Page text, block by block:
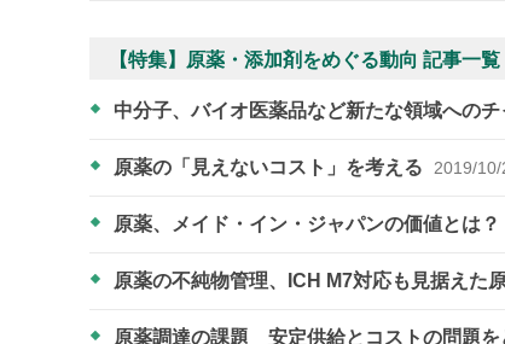
【特集】原薬・添加剤をめぐる動向 記事一覧
中分子、バイオ医薬品など新たな領域への
原薬の「見えないコスト」を考える 2019/10/
原薬、メイド・イン・ジャパンの価値とは？​​​​​​​
原薬の不純物管理、ICH M7対応も見据えた
原薬調達の課題 安定供給とコストの問題を